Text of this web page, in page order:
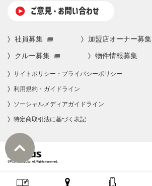
ご意⾒・お問い合わせ
社員募集 加盟店オーナー募集
クルー募集 物件情報募集
サイトポリシー・プライバシーポリシー
利⽤規約・ガイドライン
ソーシャルメディアガイドライン
特定商取引法に基づく表記